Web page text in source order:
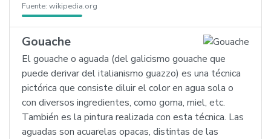
Fuente: wikipedia.org
Gouache
El gouache o aguada (del galicismo gouache que
puede derivar del italianismo guazzo) es una técnica
pictórica que consiste diluir el color en agua sola o
con diversos ingredientes, como goma, miel, etc.
También es la pintura realizada con esta técnica. Las
aguadas son acuarelas opacas, distintas de las